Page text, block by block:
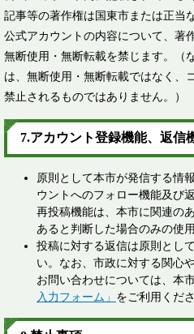
記事等の著作権は国東市または正当
公式アカウントの内容について、著
無断使用・無断転載を禁じます。（
は、無断使用・無断転載ではなく、
禁止されるものではありません。） ​
7.アカウント登録機能、返信
原則として本市が発信する情
ウントへのフォロー機能及び
再投稿機能は、本市に関連の
あると判断した場合のみの使
投稿に対する返信は原則とし
い。なお、市政に対する関心
お問い合わせについては、本
入力フォーム」 をご利用くださ